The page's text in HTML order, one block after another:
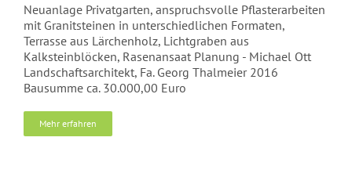
Neuanlage Privatgarten, anspruchsvolle Pflasterarbeiten
mit Granitsteinen in unterschiedlichen Formaten,
Terrasse aus Lärchenholz, Lichtgraben aus
Kalksteinblöcken, Rasenansaat Planung - Michael Ott
Landschaftsarchitekt, Fa. Georg Thalmeier 2016
Bausumme ca. 30.000,00 Euro
Mehr erfahren